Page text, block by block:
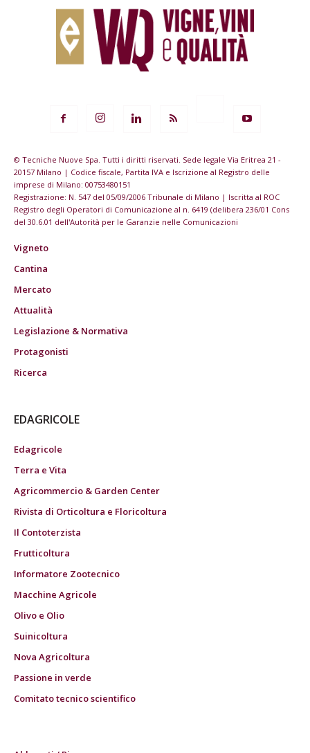
© Tecniche Nuove Spa. Tutti i diritti riservati. Sede legale Via Eritrea 21 -
20157 Milano | Codice fiscale, Partita IVA e Iscrizione al Registro delle
imprese di Milano: 00753480151
Registrazione: N. 547 del 05/09/2006 Tribunale di Milano | Iscritta al ROC
Registro degli Operatori di Comunicazione al n. 6419 (delibera 236/01 Cons
del 30.6.01 dell'Autorità per le Garanzie nelle Comunicazioni
Vigneto
Cantina
Mercato
Attualità
Legislazione & Normativa
Protagonisti
Ricerca
EDAGRICOLE
Edagricole
Terra e Vita
Agricommercio & Garden Center
Rivista di Orticoltura e Floricoltura
Il Contoterzista
Frutticoltura
Informatore Zootecnico
Macchine Agricole
Olivo e Olio
Suinicoltura
Nova Agricoltura
Passione in verde
Comitato tecnico scientifico